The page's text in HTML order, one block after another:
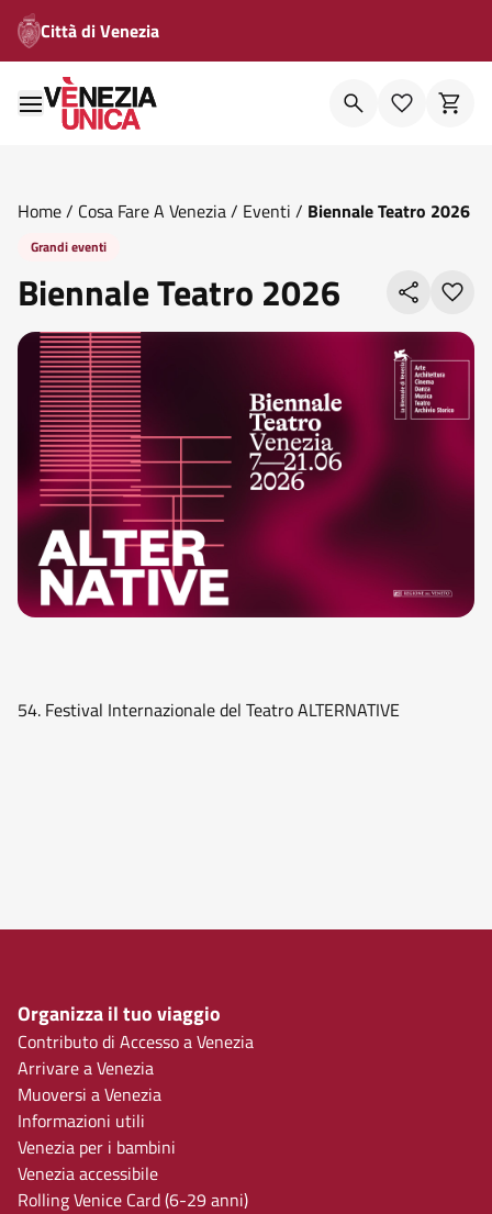
Città di Venezia
Home/ Cosa Fare A Venezia/ Eventi / Biennale Teatro 2026
Grandi eventi
Biennale Teatro 2026
54. Festival Internazionale del Teatro ALTERNATIVE
Organizza il tuo viaggio
Contributo di Accesso a Venezia
Arrivare a Venezia
Muoversi a Venezia
Informazioni utili
Venezia per i bambini
Venezia accessibile
Rolling Venice Card (6-29 anni)